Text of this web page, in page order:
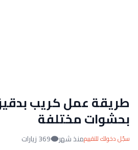
طريقة عمل كريب
بحشوات مختلفة
سجّل دخولك للتقييممنذ شهر 369 زيارات